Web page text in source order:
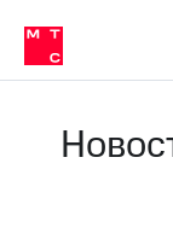
Медиа-центр
и акционерам
Устойчивое
Комплаенс и деловая
Карьера
в МТС